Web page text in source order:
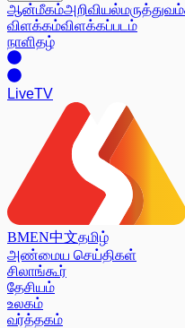
ஆன்மீகம்அறிவியல்மருத்துவம்
விளக்கம்விளக்கப்படம்
நாளிதழ்
LiveTV
BMEN中文தமிழ்
அண்மைய செய்திகள்
சிலாங்கூர்
தேசியம்
உலகம்
வர்த்தகம்